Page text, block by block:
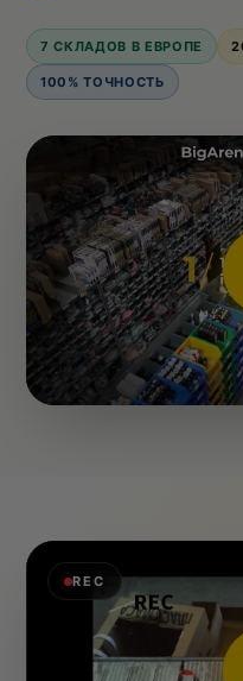
7 СКЛАДОВ В ЕВРОПЕ
100% ТОЧНОСТЬ
REC